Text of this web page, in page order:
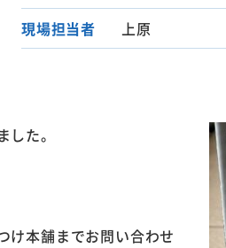
現場担当者
上原
た。
け本舗までお問い合わせ